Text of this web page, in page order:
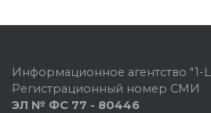
Информационное агентство "1-
Регистрационный номер СМИ
ЭЛ № ФС 77 - 80446